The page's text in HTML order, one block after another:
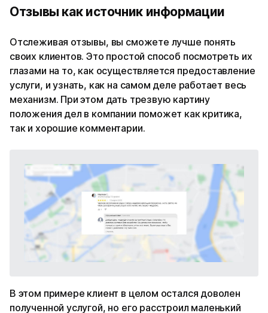
Отзывы как источник информации
Отслеживая отзывы, вы сможете лучше понять
своих клиентов. Это простой способ посмотреть их
глазами на то, как осуществляется предоставление
услуги, и узнать, как на самом деле работает весь
механизм. При этом дать трезвую картину
положения дел в компании поможет как критика,
так и хорошие комментарии.
В этом примере клиент в целом остался доволен
полученной услугой, но его расстроил маленький